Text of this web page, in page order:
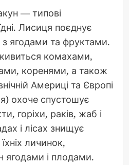
— типові
Лисиця поєднує
з ягодами та фруктами.
комахами,
коренями, а також
Америці та Європі
охоче спустошує
горіхи, раків, жаб і
і лісах знищує
личинок,
ягодами і плодами.